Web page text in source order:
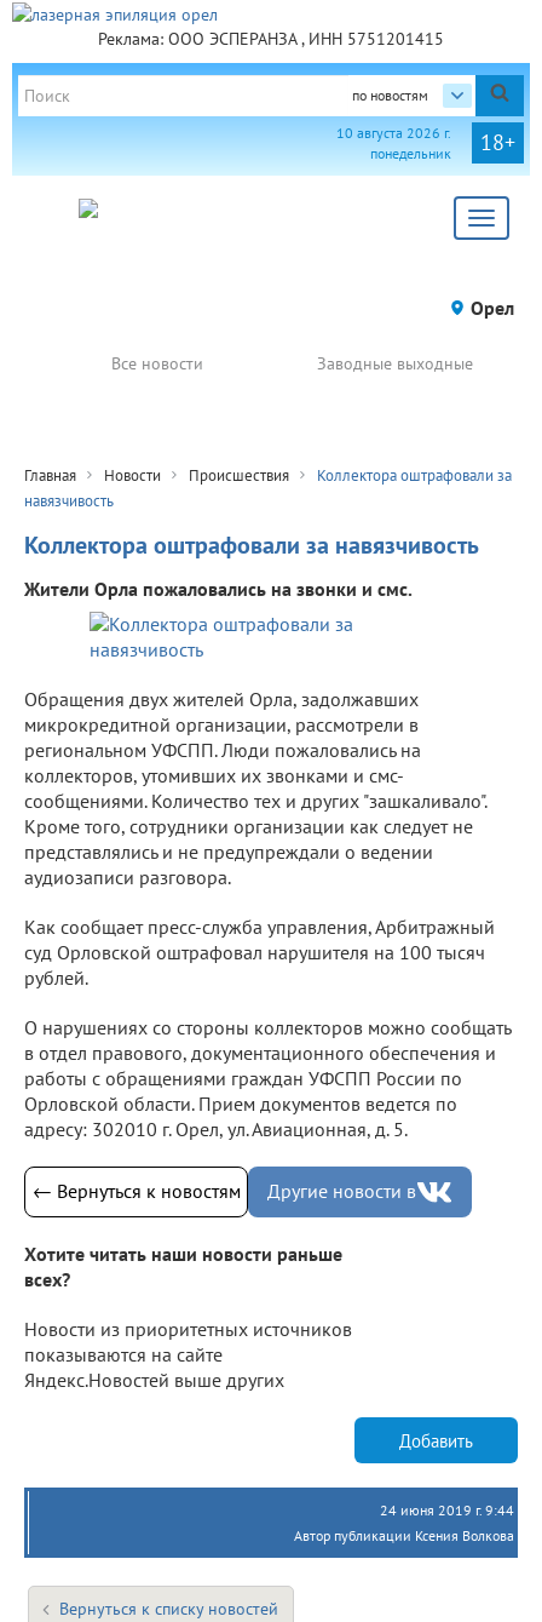
Реклама: ООО ЭСПЕРАНЗА , ИНН 5751201415
по новостям
18+
10 августа 2026 г.
понедельник
Toggle
Орел
Все новости Заводные выходные
Главная Новости Происшествия
Коллектора оштрафовали за
навязчивость
Коллектора оштрафовали за навязчивость
Жители Орла пожаловались на звонки и смс.
Обращения двух жителей Орла, задолжавших
микрокредитной организации, рассмотрели в
региональном УФСПП. Люди пожаловались на
коллекторов, утомивших их звонками и смс-
сообщениями. Количество тех и других "зашкаливало".
Кроме того, сотрудники организации как следует не
представлялись и не предупреждали о ведении
аудиозаписи разговора.
Как сообщает пресс-служба управления, Арбитражный
суд Орловской оштрафовал нарушителя на 100 тысяч
рублей.
О нарушениях со стороны коллекторов можно сообщать
в отдел правового, документационного обеспечения и
работы с обращениями граждан УФСПП России по
Орловской области. Прием документов ведется по
адресу: 302010 г. Орел, ул. Авиационная, д. 5.
← Вернуться к новостям Другие новости в
Хотите читать наши новости раньше
всех?
Новости из приоритетных источников
показываются на сайте
Яндекс.Новостей выше других
Добавить
24 июня 2019 г. 9:44
Автор публикации Ксения Волкова
Вернуться к списку новостей